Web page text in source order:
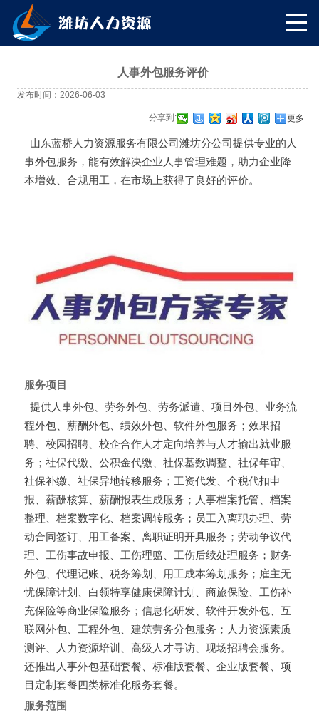
人事外包服务评价
发布时间：2026-06-03
分享到: 更多
山东蓝桥人力资源服务有限公司潍坊分公司提供专业的人
事外包服务，能有效解决企业人事管理难题，助力企业降
本增效、合规用工，在市场上获得了良好的评价。
服务项目
提供人事外包、劳务外包、劳务派遣、项目外包、业务流
程外包、薪酬外包、绩效外包、软件外包服务；效果招
聘、校园招聘、校企合作人才定向培养与人才输出就业服
务；社保代缴、公积金代缴、社保基数调整、社保年审、
社保补缴、社保异地转移服务；工资代发、个税代扣申
报、薪酬核算、薪酬报表生成服务；人事档案托管、档案
整理、档案数字化、档案调转服务；员工入离职办理、劳
动合同签订、用工备案、离职证明开具服务；劳动争议代
理、工伤事故申报、工伤理赔、工伤后续处理服务；财务
外包、代理记账、税务筹划、用工成本筹划服务；雇主无
忧保障计划、白领特享健康保障计划、商旅保险、工伤补
充保险等商业保险服务；信息化研发、软件开发外包、互
联网外包、工程外包、建筑劳务分包服务；人力资源素质
测评、人力资源培训、高级人才寻访、现场招聘会服务。
还推出人事外包基础套餐、标准版套餐、企业版套餐、项
目定制套餐四类标准化服务套餐。
服务范围